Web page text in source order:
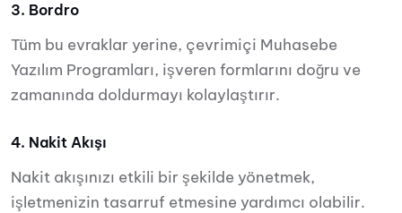
3. Bordro
Tüm bu evraklar yerine, çevrimiçi Muhasebe
Yazılım Programları, işveren formlarını doğru ve
zamanında doldurmayı kolaylaştırır.
4. Nakit Akışı
Nakit akışınızı etkili bir şekilde yönetmek,
işletmenizin tasarruf etmesine yardımcı olabilir.